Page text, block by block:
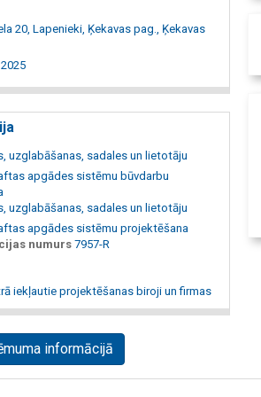
20, Lapenieki, Ķekavas pag., Ķekavas
2025
uzglabāšanas, sadales un lietotāju
apgādes sistēmu būvdarbu
uzglabāšanas, sadales un lietotāju
apgādes sistēmu projektēšana
numurs 7957-R
iekļautie projektēšanas biroji un firmas
informācijā